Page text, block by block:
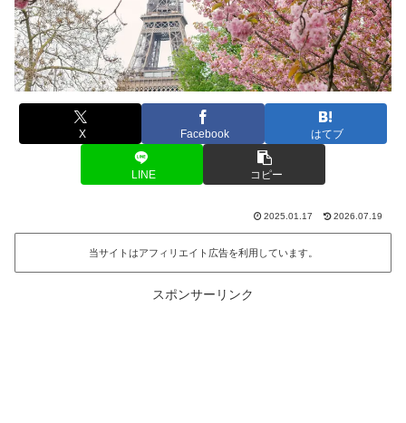
X Facebook はてブ
LINE コピー
2025.01.17 2026.07.19
当サイトはアフィリエイト広告を利用しています。
スポンサーリンク